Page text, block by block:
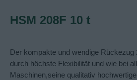
HSM 208F 10 t
Der kompakte und wendige Rückezug
durch höchste Flexibilität und wie bei
Maschinen,seine qualitativ